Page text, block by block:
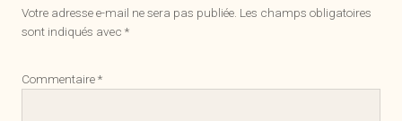
Votre adresse e-mail ne sera pas publiée. Les champs obligatoires
sont indiqués avec *
Commentaire*